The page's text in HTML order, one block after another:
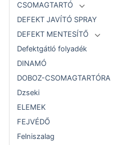
CSOMAGTARTÓ
DEFEKT JAVÍTÓ SPRAY
DEFEKT MENTESÍTŐ
Defektgátló folyadék
DINAMÓ
DOBOZ-CSOMAGTARTÓRA
Dzseki
ELEMEK
FEJVÉDŐ
Felniszalag